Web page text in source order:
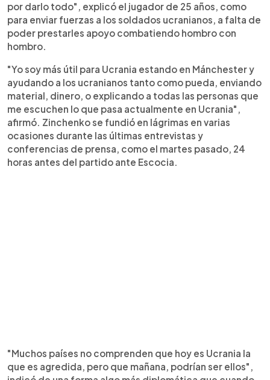
por darlo todo", explicó el jugador de 25 años, como
para enviar fuerzas a los soldados ucranianos, a falta de
poder prestarles apoyo combatiendo hombro con
hombro.
"Yo soy más útil para Ucrania estando en Mánchester y
ayudando a los ucranianos tanto como pueda, enviando
material, dinero, o explicando a todas las personas que
me escuchen lo que pasa actualmente en Ucrania",
afirmó. Zinchenko se fundió en lágrimas en varias
ocasiones durante las últimas entrevistas y
conferencias de prensa, como el martes pasado, 24
horas antes del partido ante Escocia.
"Muchos países no comprenden que hoy es Ucrania la
que es agredida, pero que mañana, podrían ser ellos",